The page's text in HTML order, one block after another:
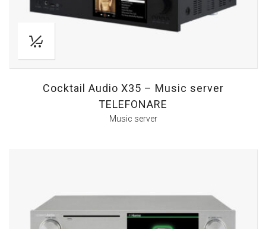
Cocktail Audio X35 – Music server
TELEFONARE
Music server